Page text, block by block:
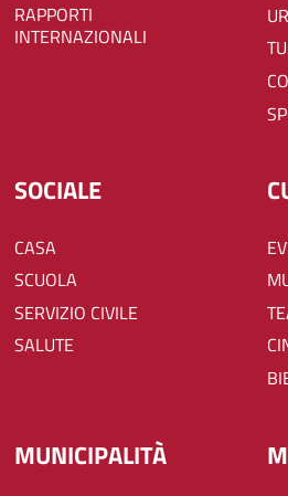
RAPPORTI
INTERNAZIONALI
SOCIALE
CASA
SCUOLA
SERVIZIO CIVILE
SALUTE
MUNICIPALITÀ